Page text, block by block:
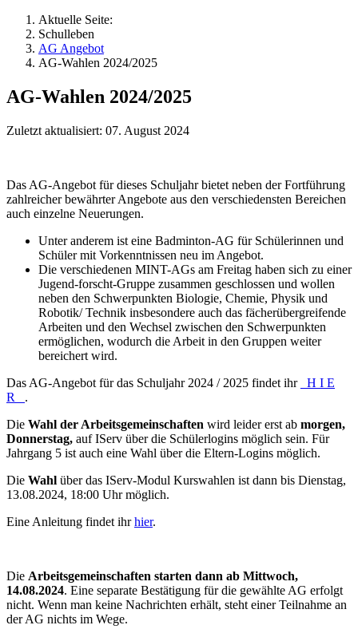
Aktuelle Seite:
Schulleben
AG Angebot
AG-Wahlen 2024/2025
AG-Wahlen 2024/2025
Zuletzt aktualisiert: 07. August 2024
Das AG-Angebot für dieses Schuljahr bietet neben der Fortführung
zahlreicher bewährter Angebote aus den verschiedensten Bereichen
auch einzelne Neuerungen.
Unter anderem ist eine Badminton-AG für Schülerinnen und
Schüler mit Vorkenntnissen neu im Angebot.
Die verschiedenen MINT-AGs am Freitag haben sich zu einer
Jugend-forscht-Gruppe zusammen geschlossen und wollen
neben den Schwerpunkten Biologie, Chemie, Physik und
Robotik/ Technik insbesondere auch das fächerübergreifende
Arbeiten und den Wechsel zwischen den Schwerpunkten
ermöglichen, wodurch die Arbeit in den Gruppen weiter
bereichert wird.
Das AG-Angebot für das Schuljahr 2024 / 2025 findet ihr
_H I E
R_ .
Die Wahl der Arbeitsgemeinschaften wird leider erst ab morgen,
Donnerstag, auf IServ über die Schülerlogins möglich sein. Für
Jahrgang 5 ist auch eine Wahl über die Eltern-Logins möglich.
Die Wahl über das IServ-Modul Kurswahlen ist dann bis Dienstag,
13.08.2024, 18:00 Uhr möglich.
Eine Anleitung findet ihrhier.
Die Arbeitsgemeinschaften starten dann ab Mittwoch,
14.08.2024. Eine separate Bestätigung für die gewählte AG erfolgt
nicht. Wenn man keine Nachrichten erhält, steht einer Teilnahme an
der AG nichts im Wege.